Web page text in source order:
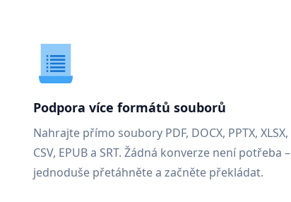
Podpora více formátů souborů
Nahrajte přímo soubory PDF, DOCX, PPTX, XLSX,
CSV, EPUB a SRT. Žádná konverze není potřeba –
jednoduše přetáhněte a začněte překládat.